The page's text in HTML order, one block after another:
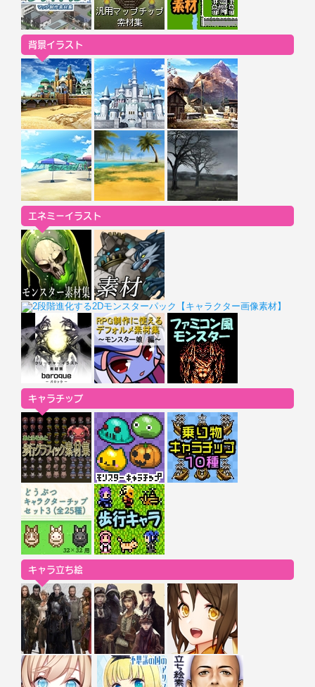
背景イラスト
エネミーイラスト
キャラチップ
キャラ立ち絵